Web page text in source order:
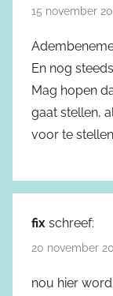
15 november
En nog
Mag hopen
gaat stellen,
voor te
fix schreef:
20 november
nou hier